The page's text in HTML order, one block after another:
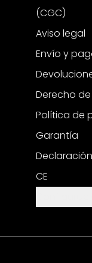
(CGC)
Aviso legal
Envío y
Derecho
Política de
Garantía
CE